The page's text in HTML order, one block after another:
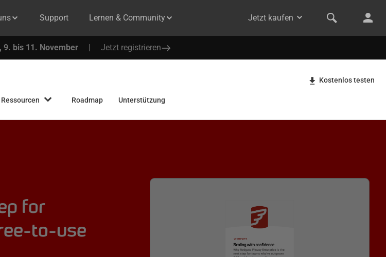
Support Lernen & Community Jetzt kaufen
9. bis 11. November | Jetzt registrieren
Ressourcen Roadmap Unterstützung
Kostenlos testen
for
to-use